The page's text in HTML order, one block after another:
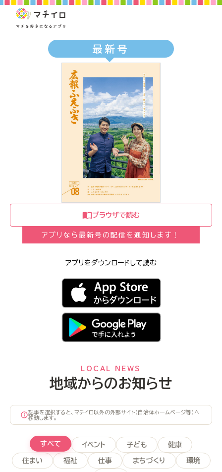
最新号
ブラウザで読む
アプリなら最新号の配信を通知します！
アプリをダウンロードして読む
LOCAL NEWS
地域からのお知らせ
記事を選択すると、マチイロ以外の外部サイト（自治体ホームページ等）へ
移動します。
すべて イベント 子ども 健康
住まい 福祉 仕事 まちづくり 環境